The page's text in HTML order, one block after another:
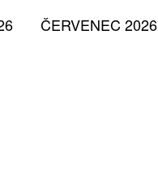
ČERVENEC 2026